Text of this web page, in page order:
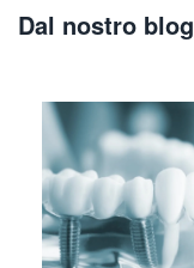
Dal nostro blog